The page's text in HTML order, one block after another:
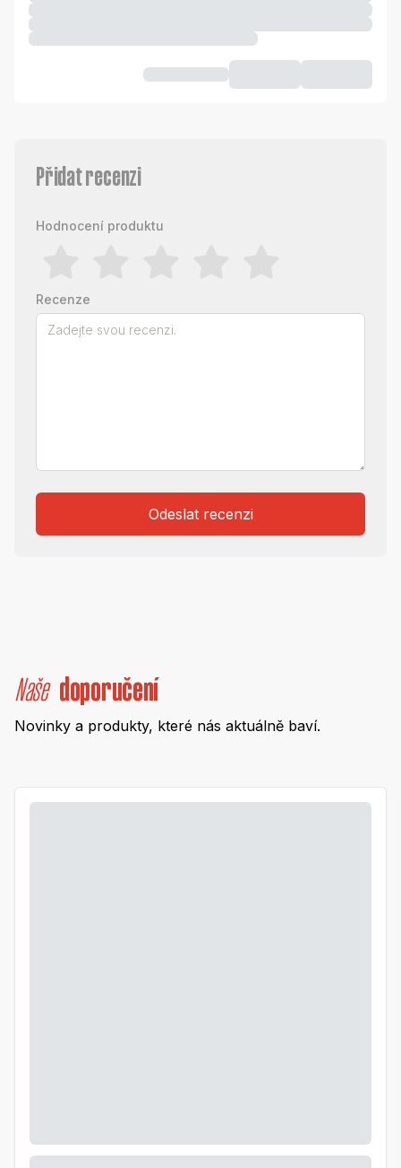
Přidat recenzi
Hodnocení produktu
Recenze
Odeslat recenzi
Naše doporučení
Novinky a produkty, které nás aktuálně baví.